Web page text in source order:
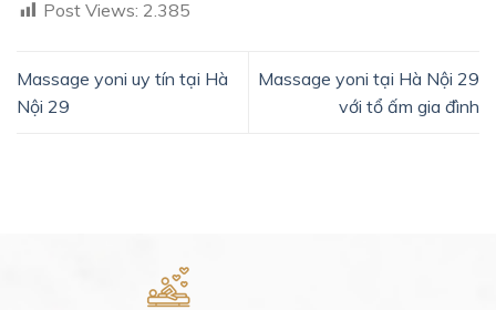
Post Views: 2.385
Massage yoni uy tín tại Hà
Nội 29
Massage yoni tại Hà Nội 29
với tổ ấm gia đình